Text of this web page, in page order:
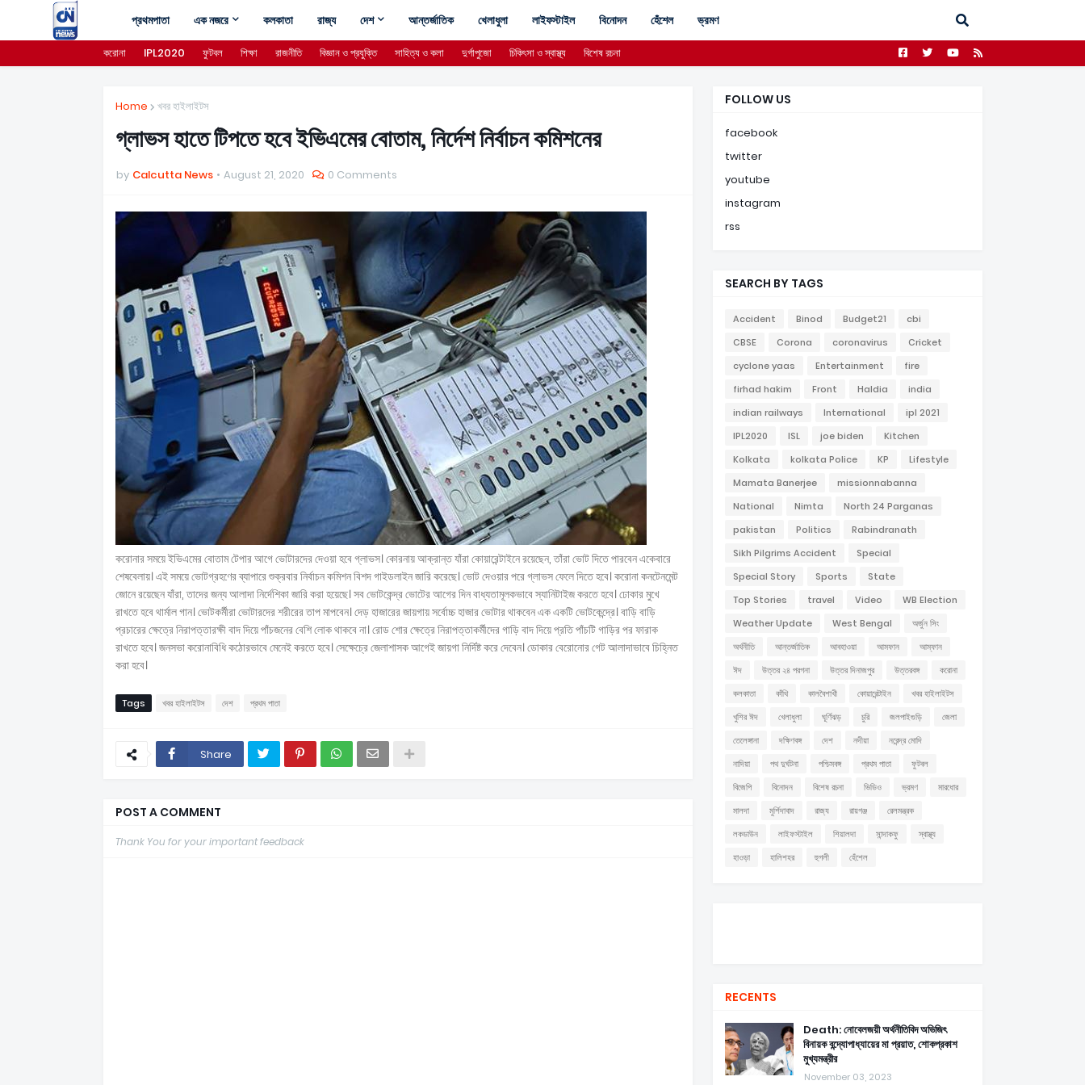
প্রথমপাতা এক নজরে কলকাতা রাজ্য দেশ আন্তর্জাতিক খেলাধুলা লাইফস্টাইল বিনোদন হেঁশেল ভ্রমণ
করোনা IPL2020 ফুটবল শিক্ষা রাজনীতি বিজ্ঞান ও প্রযুক্তি সাহিত্য ও কলা দুর্গাপুজো চিকিৎসা ও স্বাস্থ্য বিশেষ রচনা
Home খবর হাইলাইটস
গ্লাভস হাতে টিপতে হবে ইভিএমের বোতাম, নির্দেশ নির্বাচন কমিশনের
by Calcutta News August 21, 2020 0 Comments
করোনার সময়ে ইভিএমের বোতাম টেপার আগে ভোটারদের দেওয়া হবে গ্লাভস। কোরনায় আক্রান্ত যাঁরা কোয়ারেন্টাইনে রয়েছেন, তাঁরা ভোট দিতে পারবেন একেবারে
শেষবেলায়। এই সময়ে ভোটগ্রহণের ব্যাপারে শুক্রবার নির্বাচন কমিশন বিশদ গাইডলাইন জারি করেছে। ভোট দেওয়ার পরে গ্লাভস ফেলে দিতে হবে। করোনা কনটেনমেন্ট
জোনে রয়েছেন যাঁরা, তাদের জন্য আলাদা নির্দেশিকা জারি করা হয়েছে। সব ভোটকেন্দ্র ভোটের আগের দিন বাধ্যতামূলকভাবে স্যানিটাইজ করতে হবে। ঢোকার মুখে
রাখতে হবে থার্মাল গান। ভোটকর্মীরা ভোটারদের শরীরের তাপ মাপবেন। দেড় হাজারের জায়গায় সর্বোচ্চ হাজার ভোটার থাকবেন এক একটি ভোটকেন্দ্রে। বাড়ি বাড়ি
প্রচারের ক্ষেত্রে নিরাপত্তারক্ষী বাদ দিয়ে পাঁচজনের বেশি লোক থাকবে না। রোড শোর ক্ষেত্রে নিরাপত্তাকর্মীদের গাড়ি বাদ দিয়ে প্রতি পাঁচটি গাড়ির পর ফারাক
রাখতে হবে। জনসভা করোনাবিধি কঠোরভাবে মেনেই করতে হবে। সেক্ষেচ্রে জেলাশাসক আগেই জায়গা নির্দিষ্ট করে দেবেন। ডোকার বেরোনোর গেট আলাদাভাবে চিহ্নিত
করা হবে।
Tags খবর হাইলাইটস দেশ প্রথম পাতা
Share
POST A COMMENT
Thank You for your important feedback
FOLLOW US
facebook
twitter
youtube
instagram
rss
SEARCH BY TAGS
Accident Binod Budget21
cbi
CBSE
Corona coronavirus
Cricket
cyclone yaas
Entertainment
fire
firhad hakim
Front Haldia
india
indian railways
International
ipl 2021
IPL2020
ISL joe biden
Kitchen
Kolkata
kolkata Police KP
Lifestyle
Mamata Banerjee
missionnabanna
National
Nimta
North 24 Parganas
pakistan
Politics
Rabindranath
Sikh Pilgrims Accident
Special
Special Story
Sports
State
Top Stories
travel Video
WB Election
Weather Update
West Bengal
অর্জুন সিং
অর্থনীতি
আন্তর্জাতিক আবহাওয়া আমফান
আম্ফান
ঈদ
উত্তর ২৪ পরগনা উত্তর দিনাজপুর উত্তরবঙ্গ
করোনা
কলকাতা
কাঁথি কালবৈশাখী কোয়ারেন্টাইন
খবর হাইলাইটস
খুশির ঈদ
খেলাধুলা ঘূর্ণিঝড় চুরি জলপাইগুড়ি
জেলা
তেলেঙ্গানা
দক্ষিণবঙ্গ দেশ নদীয়া
নরেন্দ্র মোদি
নাদিয়া
পথ দুর্ঘটনা পশ্চিমবঙ্গ প্রথম পাতা
ফুটবল
বিজেপি
বিনোদন বিশেষ রচনা ভিডিও ভ্রমণ
মারধোর
মালদা
মুর্শিদাবাদ রাজ্য রায়গঞ্জ
রেলমন্ত্রক
লকডাউন
লাইফস্টাইল শিয়ালদা সান্দাকফু
স্বাস্থ্য
হাওড়া
হালিশহর হুগলী হেঁশেল
RECENTS
Death: নোবেলজয়ী অর্থনীতিবিদ অভিজিৎ
বিনায়ক বন্দ্যোপাধ্যায়ের মা প্রয়াত, শোকপ্রকাশ
মুখ্যমন্ত্রীর
November 03, 2023